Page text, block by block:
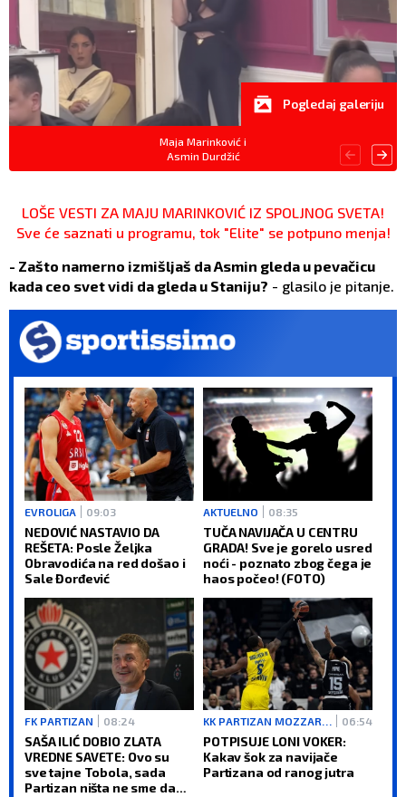
Maja Marinković i
Asmin Durdžić
Pogledaj galeriju
LOŠE VESTI ZA MAJU MARINKOVIĆ IZ SPOLJNOG SVETA!
Sve će saznati u programu, tok "Elite" se potpuno menja!
- Zašto namerno izmišljaš da Asmin gleda u pevačicu
kada ceo svet vidi da gleda u Staniju? - glasilo je pitanje.
EVROLIGA 09:03
NEDOVIĆ NASTAVIO DA
REŠETA: Posle Željka
Obravodića na red došao i
Sale Đorđević
AKTUELNO 08:35
TUČA NAVIJAČA U CENTRU
GRADA! Sve je gorelo usred
noći - poznato zbog čega je
haos počeo! (FOTO)
FK PARTIZAN 08:24
SAŠA ILIĆ DOBIO ZLATA
VREDNE SAVETE: Ovo su
sve tajne Tobola, sada
Partizan ništa ne sme da
06:54
POTPISUJE LONI VOKER:
Kakav šok za navijače
Partizana od ranog jutra